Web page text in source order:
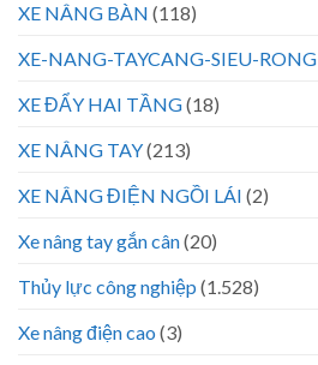
XE NÂNG BÀN (118)
XE-NANG-TAYCANG-SIEU-RONG
XE ĐẨY HAI TẦNG(18)
XE NÂNG TAY(213)
XE NÂNG ĐIỆN NGỒI LÁI (2)
Xe nâng tay gắn cân(20)
Thủy lực công nghiệp (1.528)
Xe nâng điện cao (3)